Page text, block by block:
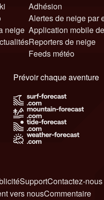
neige
Adhésion
Alertes de neige par
Application mobile
Reporters de neige
Feeds météo
Prévoir chaque aventure
SupportContactez-nous
vers nousCommentaire